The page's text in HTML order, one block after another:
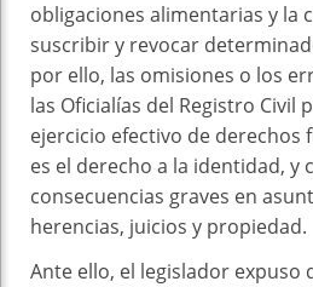
obligaciones alimentarias y la
suscribir y revocar
por ello, las omisiones o los
las Oficialías del Registro Civil
ejercicio efectivo de derechos
es el derecho a la identidad, y
consecuencias graves en
herencias, juicios y propiedad.
Ante ello, el legislador expuso